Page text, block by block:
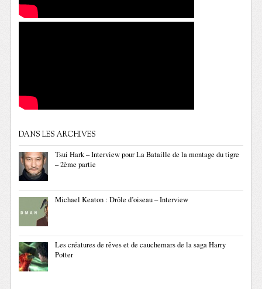
DANS LES ARCHIVES
Tsui Hark – Interview pour La Bataille de la montage du tigre
– 2ème partie
Michael Keaton : Drôle d’oiseau – Interview
Les créatures de rêves et de cauchemars de la saga Harry
Potter